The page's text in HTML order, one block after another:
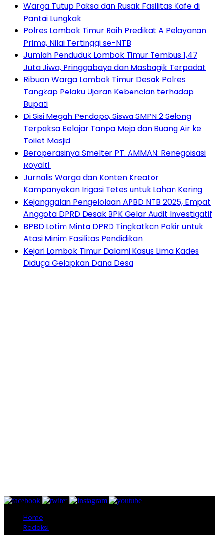
Warga Tutup Paksa dan Rusak Fasilitas Kafe di
Pantai Lungkak
Polres Lombok Timur Raih Predikat A Pelayanan
Prima, Nilai Tertinggi se-NTB
Jumlah Penduduk Lombok Timur Tembus 1,47
Juta Jiwa, Pringgabaya dan Masbagik Terpadat
Ribuan Warga Lombok Timur Desak Polres
Tangkap Pelaku Ujaran Kebencian terhadap
Bupati
Di Sisi Megah Pendopo, Siswa SMPN 2 Selong
Terpaksa Belajar Tanpa Meja dan Buang Air ke
Toilet Masjid
Beroperasinya Smelter PT. AMMAN: Renegoisasi
Royalti
Jurnalis Warga dan Konten Kreator
Kampanyekan Irigasi Tetes untuk Lahan Kering
Kejanggalan Pengelolaan APBD NTB 2025, Empat
Anggota DPRD Desak BPK Gelar Audit Investigatif
BPBD Lotim Minta DPRD Tingkatkan Pokir untuk
Atasi Minim Fasilitas Pendidikan
Kejari Lombok Timur Dalami Kasus Lima Kades
Diduga Gelapkan Dana Desa
Home
Redaksi